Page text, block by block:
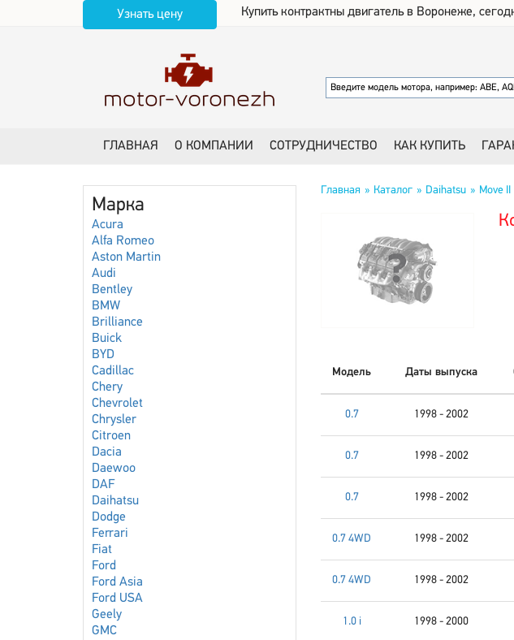
Узнать цену Купить контрактны двигатель в Воронеже,
ГЛАВНАЯ О КОМПАНИИ СОТРУДНИЧЕСТВО КАК КУПИТЬ
Марка
Acura
Alfa Romeo
Aston Martin
Audi
Bentley
BMW
Brilliance
Buick
BYD
Cadillac
Chery
Chevrolet
Chrysler
Citroen
Dacia
Daewoo
DAF
Daihatsu
Dodge
Ferrari
Fiat
Ford
Ford Asia
Ford USA
Geely
GMC
Главная Каталог Daihatsu Move II
Модель Даты выпуска
0.7 1998 - 2002
0.7 1998 - 2002
0.7 1998 - 2002
0.7 4WD 1998 - 2002
0.7 4WD 1998 - 2002
1.0 i 1998 - 2000